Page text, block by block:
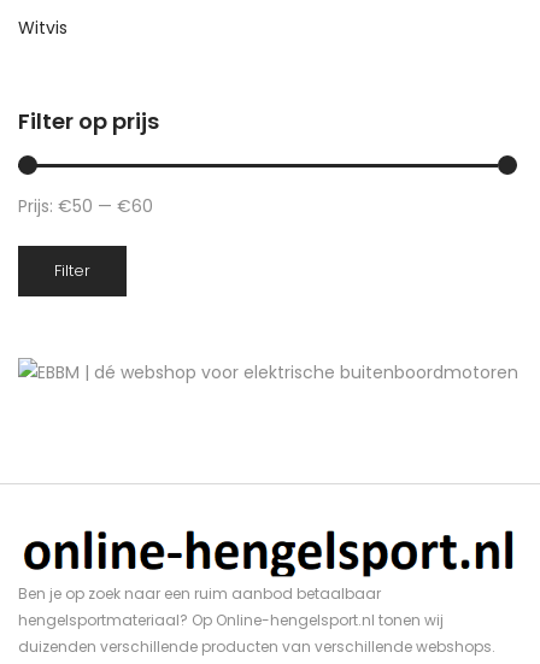
Witvis
Filter op prijs
Filter
Prijs: €50 — €60
Ben je op zoek naar een ruim aanbod betaalbaar
hengelsportmateriaal? Op Online-hengelsport.nl tonen wij
duizenden verschillende producten van verschillende webshops.